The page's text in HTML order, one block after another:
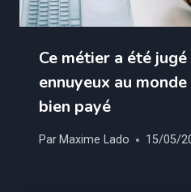
Ce métier a été
ennuyeux au
bien payé
Par Maxime Lado 15/05/